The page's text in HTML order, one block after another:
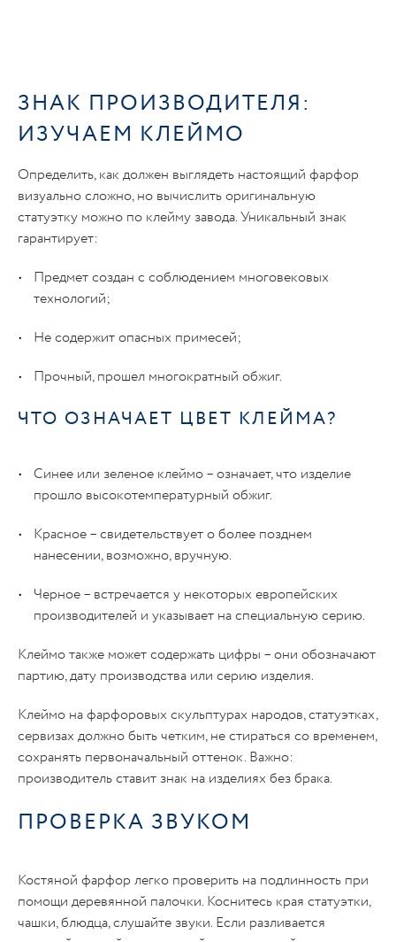
ЗНАК ПРОИЗВОДИТЕЛЯ:
ИЗУЧАЕМ КЛЕЙМО
Определить, как должен выглядеть настоящий фарфор
визуально сложно, но вычислить оригинальную
статуэтку можно по клейму завода. Уникальный знак
гарантирует:
Предмет создан с соблюдением многовековых
технологий;
Не содержит опасных примесей;
Прочный, прошел многократный обжиг.
ЧТО ОЗНАЧАЕТ ЦВЕТ КЛЕЙМА?
Синее или зеленое клеймо – означает, что изделие
прошло высокотемпературный обжиг.
Красное – свидетельствует о более позднем
нанесении, возможно, вручную.
Черное – встречается у некоторых европейских
производителей и указывает на специальную серию.
Клеймо также может содержать цифры – они обозначают
партию, дату производства или серию изделия.
Клеймо на фарфоровых скульптурах народов, статуэтках,
сервизах должно быть четким, не стираться со временем,
сохранять первоначальный оттенок. Важно:
производитель ставит знак на изделиях без брака.
ПРОВЕРКА ЗВУКОМ
Костяной фарфор легко проверить на подлинность при
помощи деревянной палочки. Коснитесь края статуэтки,
чашки, блюдца, слушайте звуки. Если разливается